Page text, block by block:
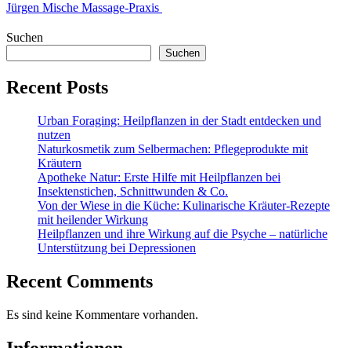
Jürgen Mische Massage-Praxis
Suchen
Suchen
Recent Posts
Urban Foraging: Heilpflanzen in der Stadt entdecken und
nutzen
Naturkosmetik zum Selbermachen: Pflegeprodukte mit
Kräutern
Apotheke Natur: Erste Hilfe mit Heilpflanzen bei
Insektenstichen, Schnittwunden & Co.
Von der Wiese in die Küche: Kulinarische Kräuter-Rezepte
mit heilender Wirkung
Heilpflanzen und ihre Wirkung auf die Psyche – natürliche
Unterstützung bei Depressionen
Recent Comments
Es sind keine Kommentare vorhanden.